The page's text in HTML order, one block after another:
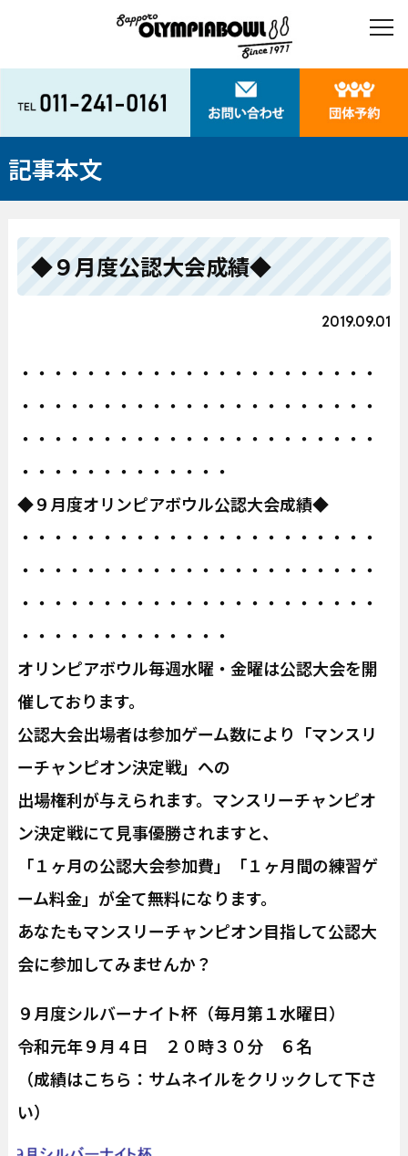
記事本文
◆９月度公認大会成績◆
2019.09.01
・・・・・・・・・・・・・・・・・・・・・・
・・・・・・・・・・・・・・・・・・・・・・
・・・・・・・・・・・・・・・・・・・・・・
・・・・・・・・・・・・・
◆９月度オリンピアボウル公認大会成績◆
・・・・・・・・・・・・・・・・・・・・・・
・・・・・・・・・・・・・・・・・・・・・・
・・・・・・・・・・・・・・・・・・・・・・
・・・・・・・・・・・・・
オリンピアボウル毎週水曜・金曜は公認大会を開
催しております。
公認大会出場者は参加ゲーム数により「マンスリ
ーチャンピオン決定戦」への
出場権利が与えられます。マンスリーチャンピオ
ン決定戦にて見事優勝されますと、
「１ヶ月の公認大会参加費」「１ヶ月間の練習ゲ
ーム料金」が全て無料になります。
あなたもマンスリーチャンピオン目指して公認大
会に参加してみませんか？
９月度シルバーナイト杯（毎月第１水曜日）
令和元年９月４日 ２０時３０分 ６名
（成績はこちら：サムネイルをクリックして下さ
い）